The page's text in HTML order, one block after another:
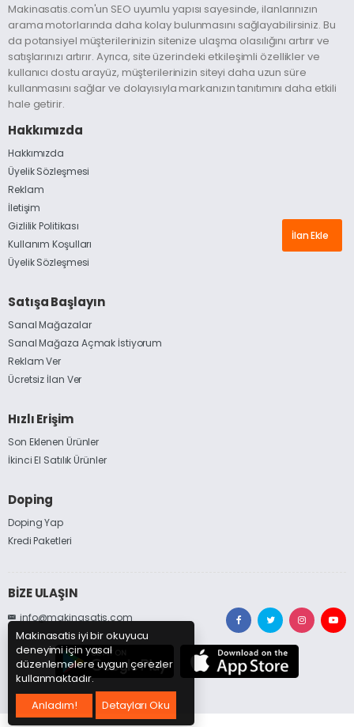
İlan Ekle
Makinasatis.com'un SEO uyumlu yapısı sayesinde, ilanlarınızın
arama motorlarında daha kolay bulunmasını sağlayabilirsiniz. Bu
da potansiyel müşterilerinizin sitenize ulaşma olasılığını artırır ve
satışlarınızı artırır. Ayrıca, site üzerindeki etkileşimli özellikler ve
kullanıcı dostu arayüz, müşterilerinizin siteyi daha uzun süre
kullanmasını sağlar ve dolayısıyla markanızın tanıtımını daha etkili
hale getirir.
Hakkımızda
Hakkımızda
Üyelik Sözleşmesi
Reklam
İletişim
Gizlilik Politikası
Kullanım Koşulları
Üyelik Sözleşmesi
Satışa Başlayın
Sanal Mağazalar
Sanal Mağaza Açmak İstiyorum
Reklam Ver
Ücretsiz İlan Ver
Hızlı Erişim
Son Eklenen Ürünler
İkinci El Satılık Ürünler
Doping
Doping Yap
Kredi Paketleri
BİZE ULAŞIN
info@makinasatis.com
Makinasatis iyi bir okuyucu
deneyimi için yasal
düzenlemelere uygun çerezler
kullanmaktadır.
Anladım!
Detayları Oku